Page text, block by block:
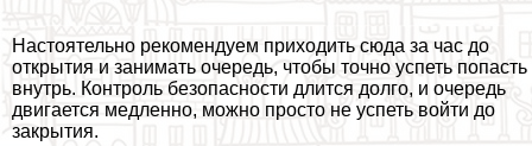
Настоятельно рекомендуем приходить сюда за час до
открытия и занимать очередь, чтобы точно успеть попасть
внутрь. Контроль безопасности длится долго, и очередь
двигается медленно, можно просто не успеть войти до
закрытия.